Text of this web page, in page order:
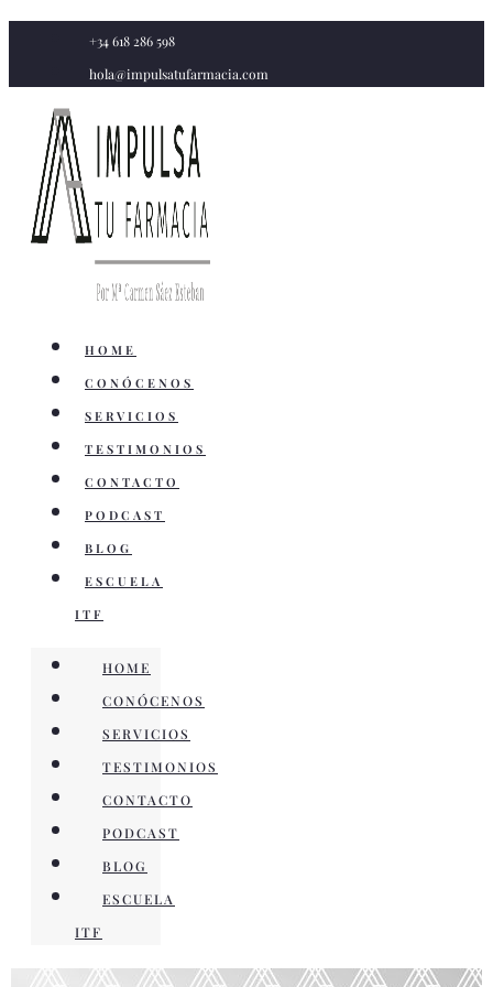
contenido
+34 618 286 598
hola@impulsatufarmacia.com
HOME
CONÓCENOS
SERVICIOS
TESTIMONIOS
CONTACTO
PODCAST
BLOG
ESCUELA
ITF
HOME
CONÓCENOS
SERVICIOS
TESTIMONIOS
CONTACTO
PODCAST
BLOG
ESCUELA
ITF